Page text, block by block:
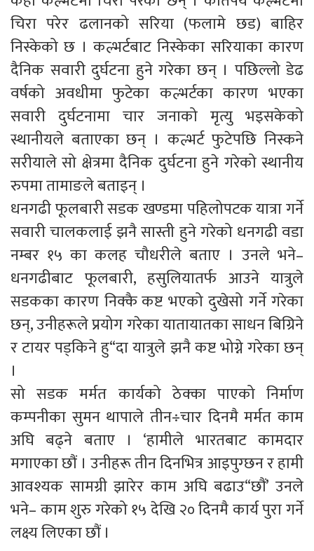
चिरा परेर ढलानको सरिया (फलामे छड) बाहिर
निस्केको छ । कल्भर्टबाट निस्केका सरियाका कारण
दैनिक सवारी दुर्घटना हुने गरेका छन् । पछिल्लो डेढ
वर्षको अवधीमा फुटेका कल्भर्टका कारण भएका
सवारी दुर्घटनामा चार जनाको मृत्यु भइसकेको
स्थानीयले बताएका छन् । कल्भर्ट फुटेपछि निस्कने
सरीयाले सो क्षेत्रमा दैनिक दुर्घटना हुने गरेको स्थानीय
रुपमा तामाङले बताइन् ।
धनगढी फूलबारी सडक खण्डमा पहिलोपटक यात्रा गर्ने
सवारी चालकलाई झनै सास्ती हुने गरेको धनगढी वडा
नम्बर १५ का कलह चौधरीले बताए । उनले भने–
धनगढीबाट फूलबारी, हसुलियातर्फ आउने यात्रुले
सडकका कारण निक्कै कष्ट भएको दुखेसो गर्ने गरेका
छन्, उनीहरूले प्रयोग गरेका यातायातका साधन बिग्रिने
र टायर पड्किने हु“दा यात्रुले झनै कष्ट भोग्ने गरेका छन्
।
सो सडक मर्मत कार्यको ठेक्का पाएको निर्माण
कम्पनीका सुमन थापाले तीन÷चार दिनमै मर्मत काम
अघि बढ्ने बताए । ‘हामीले भारतबाट कामदार
मगाएका छौं । उनीहरू तीन दिनभित्र आइपुग्छन र हामी
आवश्यक सामग्री झारेर काम अघि बढाउ“छौं’ उनले
भने– काम शुरु गरेको १५ देखि २० दिनमै कार्य पुरा गर्ने
लक्ष्य लिएका छौं ।